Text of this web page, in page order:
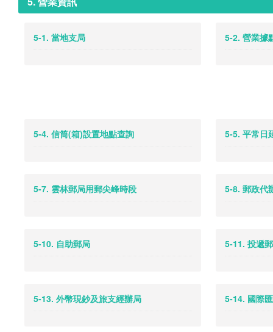
5-1. 當地支局 5-2. 營業據
5-4. 信筒(箱)設置地點查詢 5-5. 平常日
5-7. 雲林郵局用郵尖峰時段 5-8. 郵政代
5-10. 自助郵局 5-11. 投遞
5-13. 外幣現鈔及旅支經辦局 5-14. 國際